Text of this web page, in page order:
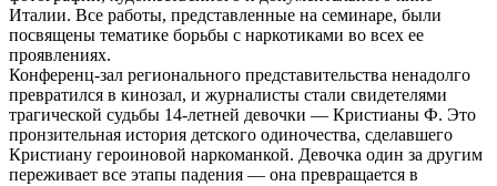
Италии. Все работы, представленные на семинаре, были
посвящены тематике борьбы с наркотиками во всех ее
проявлениях.
Конференц-зал регионального представительства ненадолго
превратился в кинозал, и журналисты стали свидетелями
трагической судьбы 14-летней девочки — Кристианы Ф. Это
пронзительная история детского одиночества, сделавшего
Кристиану героиновой наркоманкой. Девочка один за другим
переживает все этапы падения — она превращается в